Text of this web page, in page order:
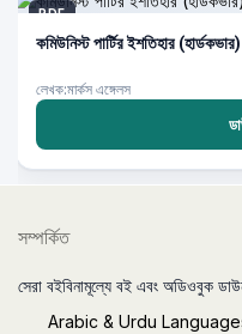
PDF
কমিউনিস্ট পার্টির ইশতিহার (হার্ডকভার)
লেখক:মার্কস এঙ্গেলস
সম্পর্কিত
সেরা বইবিনামূল্যে বই এবং অডিওবুক
Arabic & Urdu